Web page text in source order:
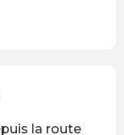
la route